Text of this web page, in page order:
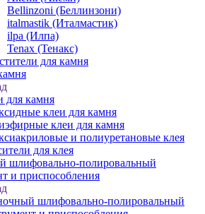
Bellinzoni (Беллинзони)
italmastik (Италмастик)
ilpa (Илпа)
Tenax (Тенакс)
для камня
для камня
клеи для камня
клеи для камня
и полиуретановые клея
для клея
шлифовально-полировальный
и приспособления
шлифовально-полировальный